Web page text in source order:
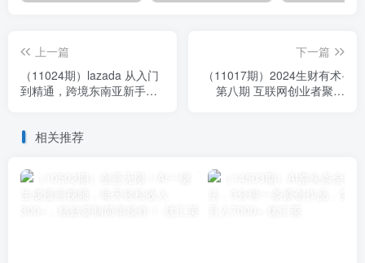
上一篇
（11024期）lazada 从入门
到精通，跨境东南亚新手入
下一篇
（11017期）2024生财有术·
第八期 互联网创业者聚集
相关推荐